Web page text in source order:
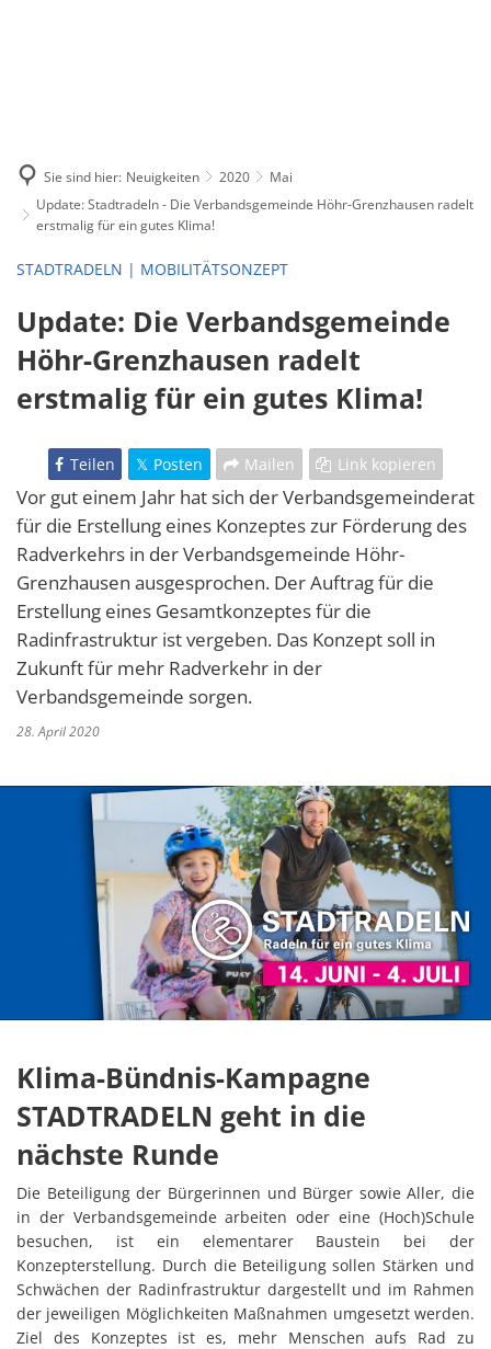
Sie sind hier: Neuigkeiten 2020
Mai
Update: Stadtradeln - Die Verbandsgemeinde Höhr-Grenzhausen radelt
erstmalig für ein gutes Klima!
STADTRADELN | MOBILITÄTSONZEPT
Update: Die Verbandsgemeinde
Höhr-Grenzhausen radelt
erstmalig für ein gutes Klima!
Teilen Posten Mailen Link kopieren
Vor gut einem Jahr hat sich der Verbandsgemeinderat
für die Erstellung eines Konzeptes zur Förderung des
Radverkehrs in der Verbandsgemeinde Höhr-
Grenzhausen ausgesprochen. Der Auftrag für die
Erstellung eines Gesamtkonzeptes für die
Radinfrastruktur ist vergeben. Das Konzept soll in
Zukunft für mehr Radverkehr in der
Verbandsgemeinde sorgen.
28. April 2020
Klima-Bündnis-Kampagne
STADTRADELN geht in die
nächste Runde
Die Beteiligung der Bürgerinnen und Bürger sowie Aller, die
in der Verbandsgemeinde arbeiten oder eine (Hoch)Schule
besuchen, ist ein elementarer Baustein bei der
Konzepterstellung. Durch die Beteiligung sollen Stärken und
Schwächen der Radinfrastruktur dargestellt und im Rahmen
der jeweiligen Möglichkeiten Maßnahmen umgesetzt werden.
Ziel des Konzeptes ist es, mehr Menschen aufs Rad zu